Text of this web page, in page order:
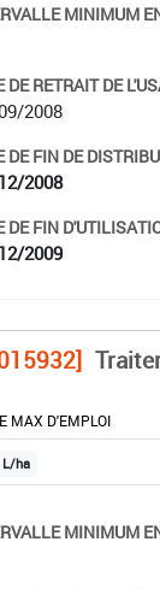
MINIMUM
DE RETRAIT DE
2008
DE FIN DE
2008
DE FIN
2009
MAX D'EMPLOI
L/ha
MINIMUM